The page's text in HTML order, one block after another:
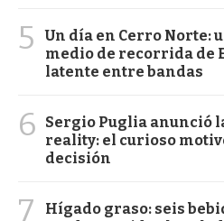
5
Un día en Cerro Norte:
medio de recorrida de
latente entre bandas
6
Sergio Puglia anunció
reality: el curioso
decisión
7
Hígado graso: seis